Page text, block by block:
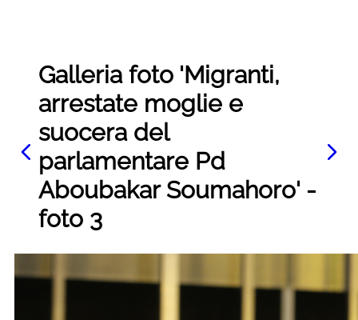
Galleria foto 'Migranti,
arrestate moglie e
suocera del
parlamentare Pd
Aboubakar Soumahoro' -
foto 3